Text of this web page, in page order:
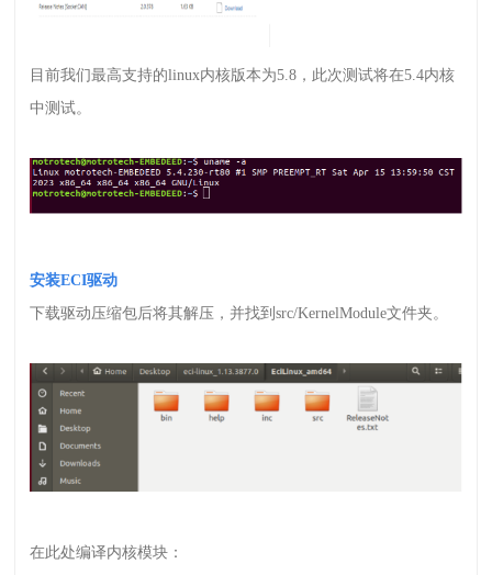
目前我们最高支持的linux内核版本为5.8 ，此次测试将在5.4内核
中测试。
安装ECI驱动
下载驱动压缩包后将其解压，并找到src/KernelModule文件夹。
在此处编译内核模块：